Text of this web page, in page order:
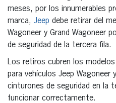
meses, por los innumerables
marca, Jeep debe retirar del
Wagoneer y Grand Wagoneer
de seguridad de la tercera fila.
Los retiros cubren los
para vehículos Jeep Wagoneer
cinturones de seguridad en la
funcionar correctamente.